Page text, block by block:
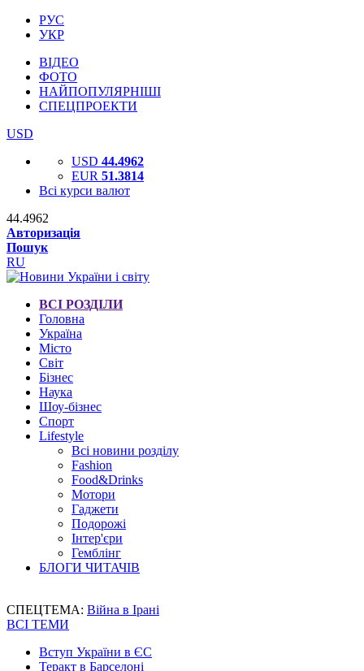
РУС
УКР
ВІДЕО
ФОТО
НАЙПОПУЛЯРНІШІ
СПЕЦПРОЕКТИ
USD
USD 44.4962
EUR 51.3814
Всі курси валют
44.4962
Авторизація
Пошук
RU
ВСІ РОЗДІЛИ
Головна
Україна
Місто
Світ
Бізнес
Наука
Шоу-бізнес
Спорт
Lifestyle
Всі новини розділу
Fashion
Food&Drinks
Мотори
Гаджети
Подорожі
Інтер'єри
Гемблінг
БЛОГИ ЧИТАЧІВ
СПЕЦТЕМА: Війна в Ірані
ВСІ ТЕМИ
Вступ України в ЄС
Теракт в Барселоні